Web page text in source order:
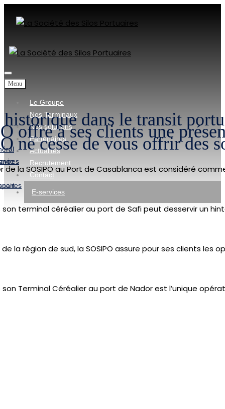
Menu
Le Groupe
dans le transit
Nos Terminaux
offre à ses clients une
de la SOSIPO au Port de Casablanca est considéré
son terminal céréalier au port de Safi peut desservir un
la région de sud, la SOSIPO assure pour ses clients
son Terminal Céréalier au port de Nador est l’unique
Nos solutions
ne cesse de vous offrir des
Partenaires
Actualités
Recrutement
Contact
E-services